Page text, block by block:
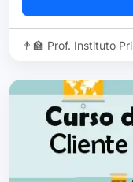
👨‍🏫 Prof. Instituto